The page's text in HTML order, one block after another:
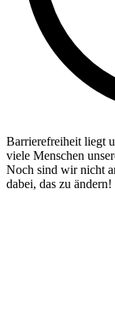
Barrierefreiheit liegt
viele Menschen
Noch sind wir nicht
dabei, das zu ändern!